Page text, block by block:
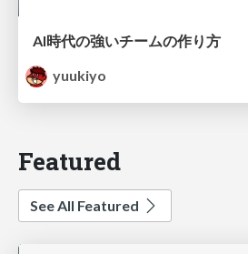
AI時代の強いチームの作り方
yuukiyo
Featured
See All Featured